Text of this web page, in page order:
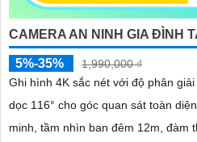
CAMERA AN NINH GIA ĐÌNH
5%-35%
1,990,000 ₫
Ghi hình 4K sắc nét với độ phân
dọc 116° cho góc quan sát toàn diện. Nhận diện khuôn mặt thông
minh, tầm nhìn ban đêm 12m, đàm